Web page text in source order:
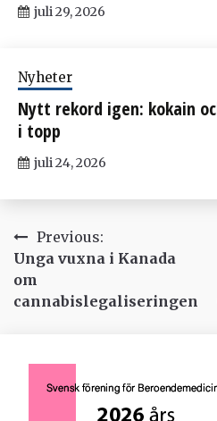
juli 29, 2026
Nyheter
Nytt rekord igen: kokain
i topp
juli 24, 2026
Inläggsnavigering
Previous:
Unga vuxna i Kanada
om
cannabislegaliseringen